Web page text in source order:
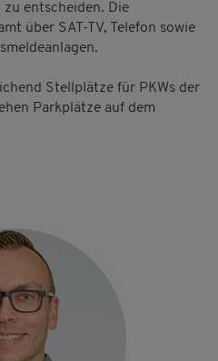
zu entscheiden. Die
über SAT-TV, Telefon sowie
Stellplätze für PKWs der
Parkplätze auf dem